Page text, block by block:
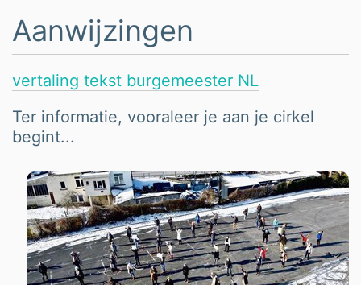
Aanwijzingen
vertaling tekst burgemeester NL
Ter informatie, vooraleer je aan je cirkel
begint...